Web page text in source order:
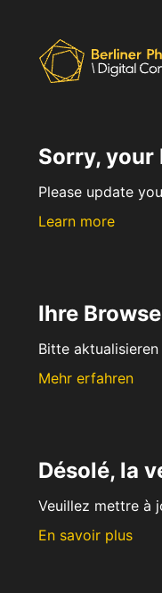
Sorry, your
Please update
Learn more
Ihre
Bitte
Mehr erfahren
Désolé, la
Veuillez mettre à
En savoir plus